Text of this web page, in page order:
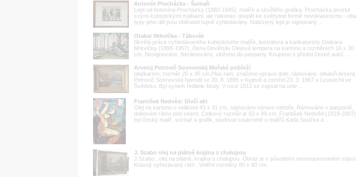
Antonín Procházka - Šumaři
Lept od Antonína Procházky (1882-1945), malíře a skvělého grafika. Procházka proslul
svými kubistickými malbami, ale nakonec dospěl ke svébytné formě novoklasicismu - oba
typy jeho děl jsou sběrateli hojně vyhledávány. Nabízený lept je signovaný ...
Otakar Mrkvička - Táborák
Skvělá práce vyhledávaného kubistického malíře, ilustrátora a karikaturisty Otakara
Mrkvičky (1898-1957), člena Devětsilu Olejová tempera na kartonu a rozměrech 16 x 30
cm. Nesignováno. Nerámováno, vloženo do pasparty. Koupeno v přední české aukč ...
Arsenij Petrovič Sosnovskij Mořské pobřeží
olej/karton, rozměr 25 x 35 cm,Plus ram, značeno vpravo dole, rámováno. oAutoři Arsenij
Petrovič Sosnovskij Narodil se 20. 8. 1895 v Kyjevě a zemřel 23. 3. 1967 v Lyusechil ve
Švédsku. Byl synem ředitele školy. V roce 1912 se zapsal na univ ...
František Nedvěd: Dívčí akt
Olej na kartonu o velikosti 43 x 31 cm, signováno vpravo nahoře. Rámováno v paspartě,
dobovém rámu pod sklem. Celkový rozměr je 63 x 49 cm. František Nedvěd (1919-2007)
byl český malíř, sochař a grafik, studoval soukromě u malířů Karla Součka a ...
J. Szabo olej na plátně krajina s chalupou
J.Szabo , olej na plátně, krajina s chalupou. Obraz je v původním nerestaurovaném stavu .
Krásný vyřezávaný rám . Vnitřní rozměry 80 x 60 cm.